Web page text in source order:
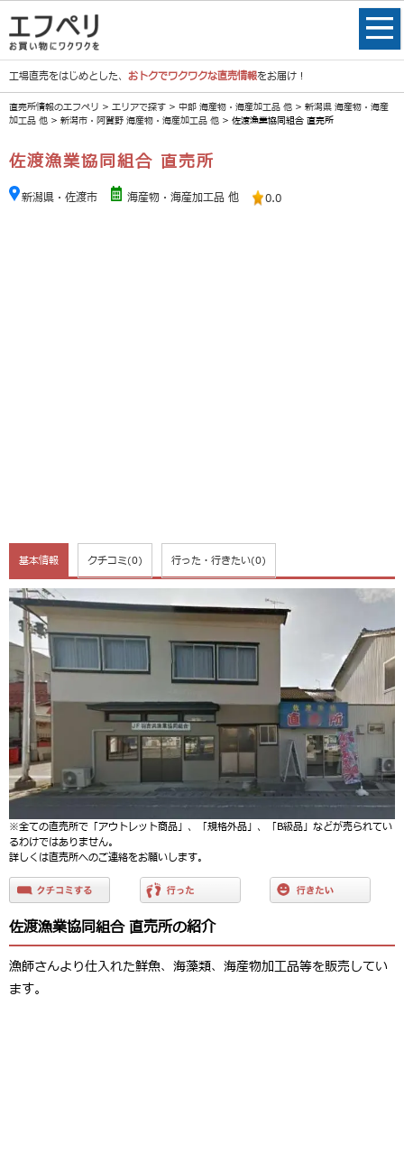
工場直売をはじめとした、 おトクでワクワクな直売情報をお届け！
直売所情報のエフペリ > エリアで探す > 中部 海産物・海産加工品 他 > 新潟県 海産物・海産
加工品 他 > 新潟市・阿賀野 海産物・海産加工品 他 > 佐渡漁業協同組合 直売所
佐渡漁業協同組合 直売所
新潟県・佐渡市 海産物・海産加工品 他 0.0
基本情報 クチコミ(0) 行った・行きたい(0)
※全ての直売所で「アウトレット商品」、「規格外品」、「B級品」などが売られてい
るわけではありません。
詳しくは直売所へのご連絡をお願いします。
佐渡漁業協同組合 直売所の紹介
漁師さんより仕入れた鮮魚、海藻類、海産物加工品等を販売してい
ます。